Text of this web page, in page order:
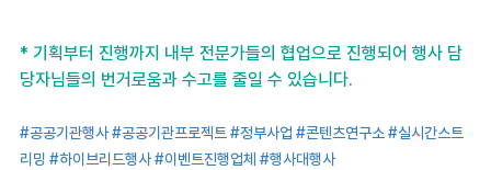
* 기획부터 진행까지 내부 전문가들의 협업으로 진행되어 행사 담
당자님들의 번거로움과 수고를 줄일 수 있습니다.
#공공기관행사#공공기관프로젝트 #정부사업 #콘텐츠연구소#실시간스트
리밍 #하이브리드행사#이벤트진행업체 #행사대행사